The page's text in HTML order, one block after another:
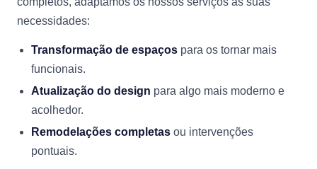
necessidades:
Transformação de espaços para os tornar mais
funcionais.
Atualização do design para algo mais moderno e
acolhedor.
Remodelações completas ou intervenções
pontuais.